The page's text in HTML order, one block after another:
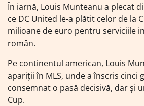
În iarnă, Louis Munteanu a plecat
ce DC United le-a plătit celor de la
milioane de euro pentru serviciile
român.
Pe continentul american, Louis
apariții în MLS, unde a înscris cinci
consemnat o pasă decisivă, dar și
Cup.